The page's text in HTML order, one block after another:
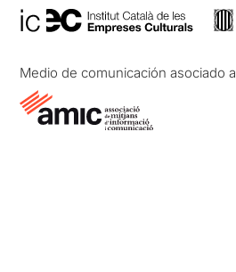
Medio de comunicación asociado a